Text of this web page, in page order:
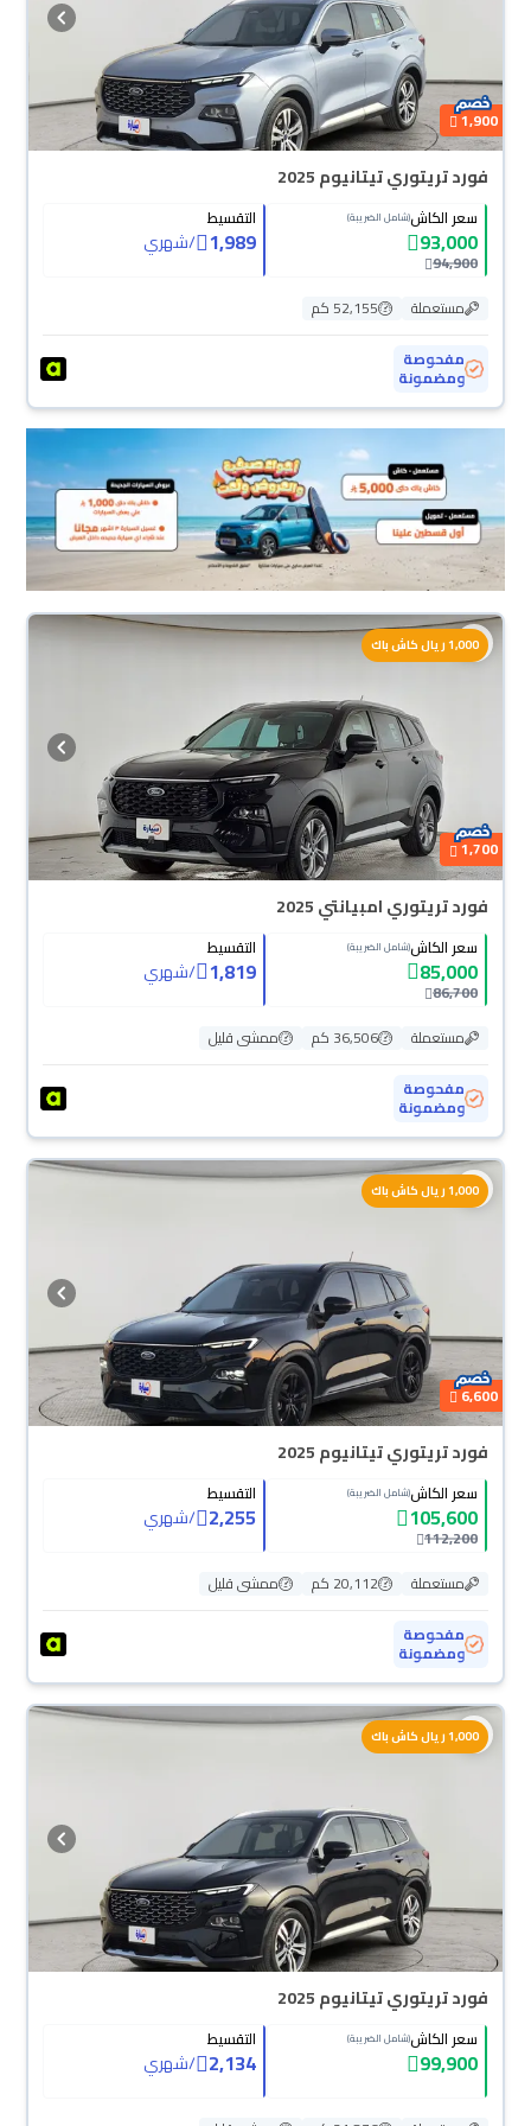
1,900
فورد تريتوري تيتانيوم 2025
سعر الكاش(شامل الضريبة)
93,000
94,900
التقسيط
1,989
/شهري
مستعملة
52,155 كم
مفحوصة
ومضمونة
1,000 ريال كاش باك
1,700
فورد تريتوري امبيانتي 2025
سعر الكاش(شامل الضريبة)
85,000
86,700
التقسيط
1,819
/شهري
مستعملة 36,506 كم
ممشى قليل
مفحوصة
ومضمونة
1,000 ريال كاش باك
6,600
فورد تريتوري تيتانيوم 2025
سعر الكاش(شامل الضريبة)
105,600
112,200
التقسيط
2,255
/شهري
مستعملة 20,112 كم
ممشى قليل
مفحوصة
ومضمونة
1,000 ريال كاش باك
فورد تريتوري تيتانيوم 2025
سعر الكاش(شامل الضريبة)
99,900
التقسيط
2,134
/شهري